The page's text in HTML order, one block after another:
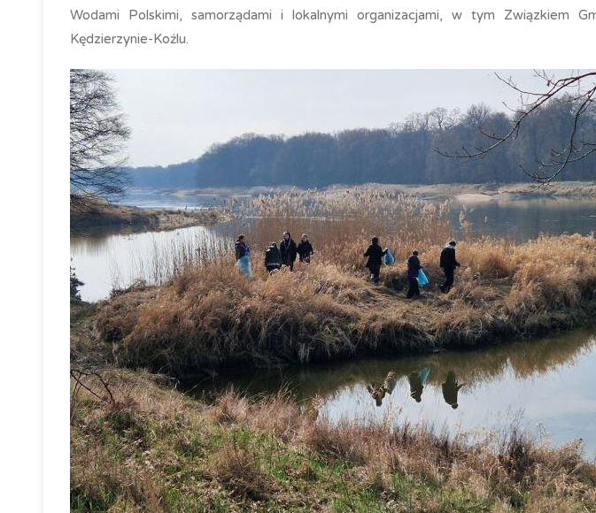
Wodami Polskimi, samorządami i lokalnymi organizacjami, w tym Związkiem
Kędzierzynie-Koźlu.